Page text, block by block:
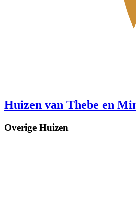
Huizen van Thebe en
Overige Huizen